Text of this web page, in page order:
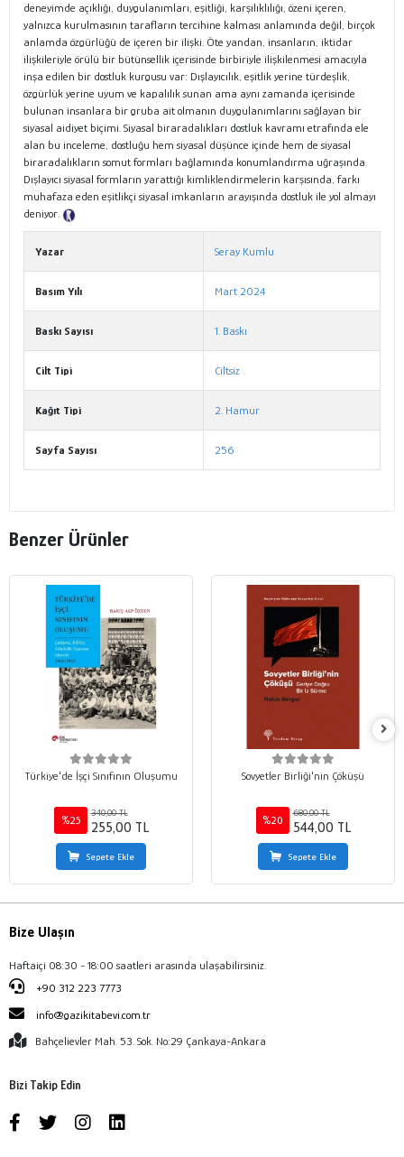
deneyimde açıklığı, duygulanımları, eşitliği, karşılıklılığı, özeni içeren,
yalnızca kurulmasının tarafların tercihine kalması anlamında değil, birçok
anlamda özgürlüğü de içeren bir ilişki. Öte yandan, insanların, iktidar
ilişkileriyle örülü bir bütünsellik içerisinde birbiriyle ilişkilenmesi amacıyla
inşa edilen bir dostluk kurgusu var: Dışlayıcılık, eşitlik yerine türdeşlik,
özgürlük yerine uyum ve kapalılık sunan ama aynı zamanda içerisinde
bulunan insanlara bir gruba ait olmanın duygulanımlarını sağlayan bir
siyasal aidiyet biçimi. Siyasal biraradalıkları dostluk kavramı etrafında ele
alan bu inceleme, dostluğu hem siyasal düşünce içinde hem de siyasal
biraradalıkların somut formları bağlamında konumlandırma uğraşında.
Dışlayıcı siyasal formların yarattığı kimliklendirmelerin karşısında, farkı
muhafaza eden eşitlikçi siyasal imkanların arayışında dostluk ile yol almayı
deniyor.
Yazar Seray Kumlu
Basım Yılı Mart 2024
Baskı Sayısı 1. Baskı
Cilt Tipi Ciltsiz
Kağıt Tipi 2. Hamur
Sayfa Sayısı 256
Benzer Ürünler
Türkiye'de İşçi Sınıfının Oluşumu
%25
340,00 TL
255,00 TL
Sepete Ekle
Sovyetler Birliği'nin Çöküşü
%20
680,00 TL
544,00 TL
Sepete Ekle
Bize Ulaşın
Haftaiçi 08:30 - 18:00 saatleri arasında ulaşabilirsiniz.
+90 312 223 7773
info@gazikitabevi.com.tr
Bahçelievler Mah. 53. Sok. No:29 Çankaya-Ankara
Bizi Takip Edin